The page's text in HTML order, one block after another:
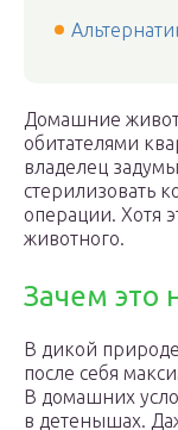
Домашние
обитателями
владелец
стерилизовать
операции. Хотя
животного.
Зачем это
В дикой
после себя
В домашних
в детенышах.